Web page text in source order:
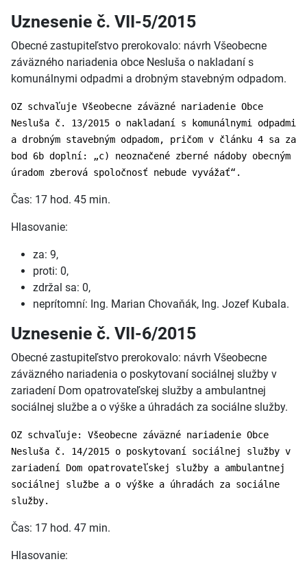
Uznesenie č. VII-5/2015
Obecné zastupiteľstvo prerokovalo: návrh Všeobecne
záväzného nariadenia obce Nesluša o nakladaní s
komunálnymi odpadmi a drobným stavebným odpadom.
OZ schvaľuje Všeobecne záväzné nariadenie Obce
Nesluša č. 13/2015 o nakladaní s komunálnymi odpadmi
a drobným stavebným odpadom, pričom v článku 4 sa za
bod 6b doplní: „c) neoznačené zberné nádoby obecným
úradom zberová spoločnosť nebude vyvážať“.
Čas: 17 hod. 45 min.
Hlasovanie:
za: 9,
proti: 0,
zdržal sa: 0,
neprítomní: Ing. Marian Chovaňák, Ing. Jozef Kubala.
Uznesenie č. VII-6/2015
Obecné zastupiteľstvo prerokovalo: návrh Všeobecne
záväzného nariadenia o poskytovaní sociálnej služby v
zariadení Dom opatrovateľskej služby a ambulantnej
sociálnej službe a o výške a úhradách za sociálne služby.
OZ schvaľuje: Všeobecne záväzné nariadenie Obce
Nesluša č. 14/2015 o poskytovaní sociálnej služby v
zariadení Dom opatrovateľskej služby a ambulantnej
sociálnej službe a o výške a úhradách za sociálne
služby.
Čas: 17 hod. 47 min.
Hlasovanie: